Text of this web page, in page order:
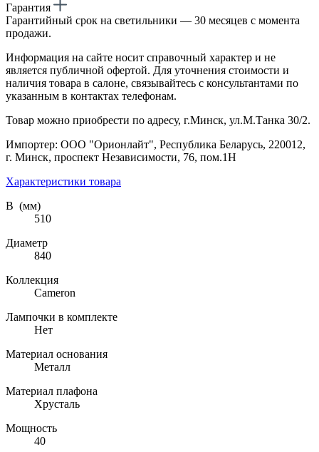
Гарантия
Гарантийный срок на светильники — 30 месяцев с момента
продажи.
Информация на сайте носит справочный характер и не
является публичной офертой. Для уточнения стоимости и
наличия товара в салоне, связывайтесь с консультантами по
указанным в контактах телефонам.
Товар можно приобрести по адресу, г.Минск, ул.М.Танка 30/2.
Импортер: ООО "Орионлайт", Республика Беларусь, 220012,
г. Минск, проспект Независимости, 76, пом.1Н
Характеристики товара
В (мм)
510
Диаметр
840
Коллекция
Cameron
Лампочки в комплекте
Нет
Материал основания
Металл
Материал плафона
Хрусталь
Мощность
40